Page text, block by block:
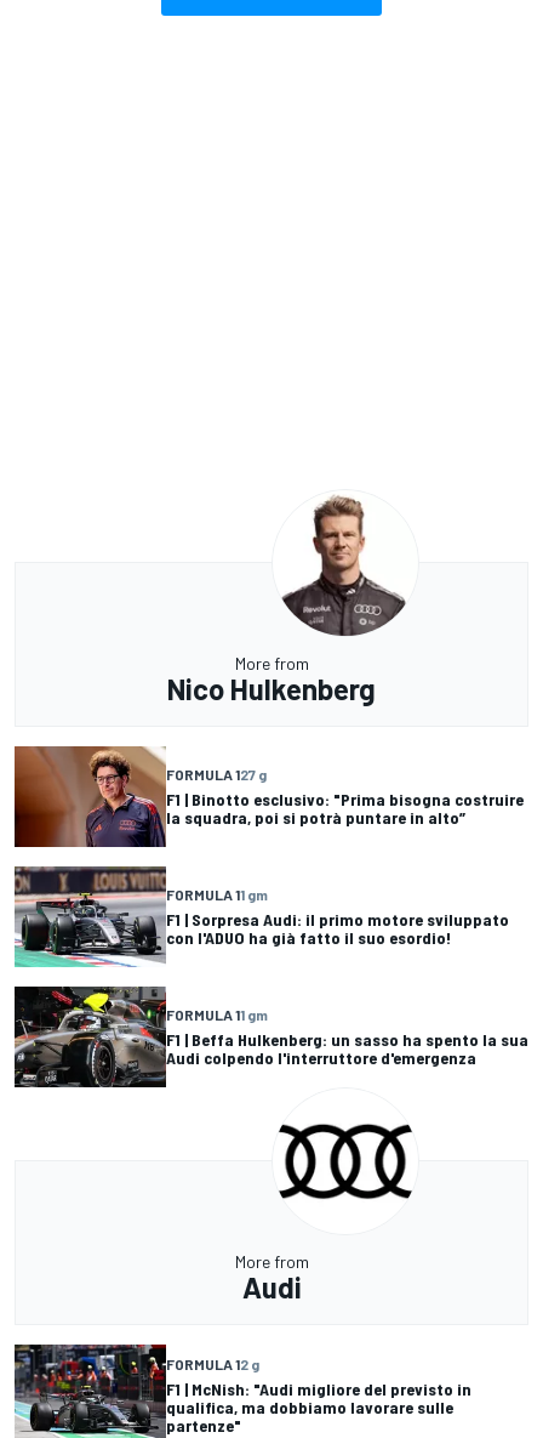
More from
Nico Hulkenberg
FORMULA 127 g
F1 | Binotto esclusivo: "Prima bisogna costruire
la squadra, poi si potrà puntare in alto”
FORMULA 11 gm
F1 | Sorpresa Audi: il primo motore sviluppato
con l'ADUO ha già fatto il suo esordio!
FORMULA 11 gm
F1 | Beffa Hulkenberg: un sasso ha spento la sua
Audi colpendo l'interruttore d'emergenza
More from
Audi
FORMULA 12 g
F1 | McNish: "Audi migliore del previsto in
qualifica, ma dobbiamo lavorare sulle
partenze"